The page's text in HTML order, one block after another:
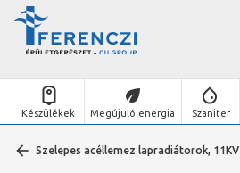
Készülékek Megújuló energia Szaniter
Szelepes acéllemez lapradiátorok, 11KV